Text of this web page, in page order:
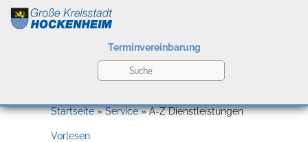
Terminvereinbarung
Startseite»Service»A-Z Dienstleistungen
Vorlesen